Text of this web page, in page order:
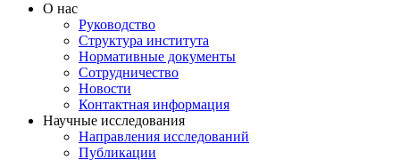
О нас
Руководство
Структура института
Нормативные документы
Сотрудничество
Новости
Контактная информация
Научные исследования
Направления исследований
Публикации